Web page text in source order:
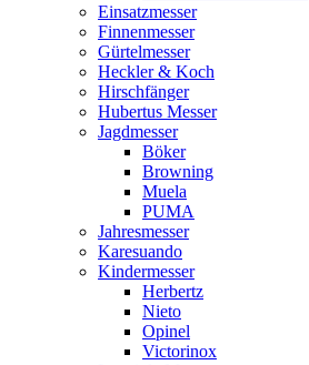
Einsatzmesser
Finnenmesser
Gürtelmesser
Heckler & Koch
Hirschfänger
Hubertus Messer
Jagdmesser
Böker
Browning
Muela
PUMA
Jahresmesser
Karesuando
Kindermesser
Herbertz
Nieto
Opinel
Victorinox